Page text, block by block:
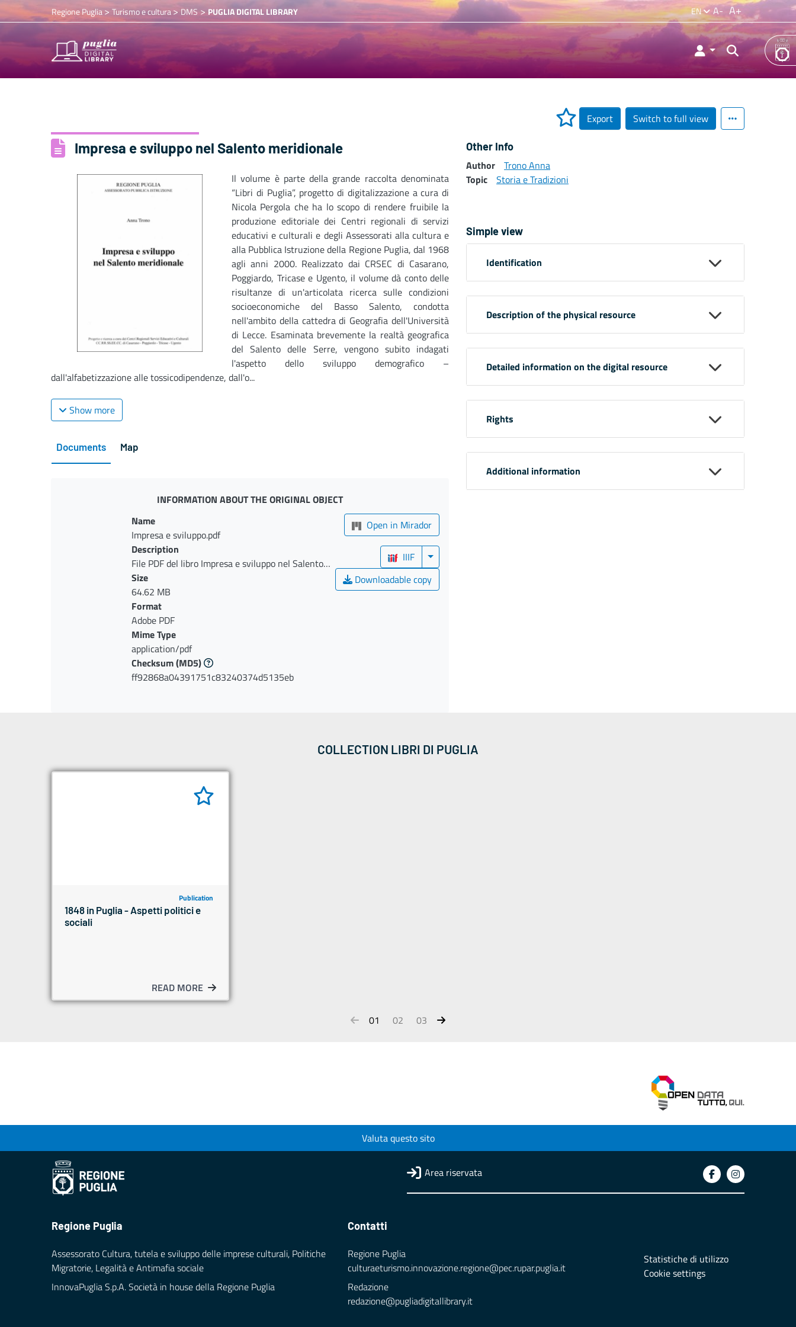
Regione Puglia> Turismo e cultura>DMS > PUGLIA DIGITAL LIBRARY EN A- A+
Export Switch to full view
Impresa e sviluppo nel Salento meridionale
Il volume è parte della grande raccolta denominata
“Libri di Puglia”, progetto di digitalizzazione a cura di
Nicola Pergola che ha lo scopo di rendere fruibile la
produzione editoriale dei Centri regionali di servizi
educativi e culturali e degli Assessorati alla cultura e
alla Pubblica Istruzione della Regione Puglia, dal 1968
agli anni 2000. Realizzato dai CRSEC di Casarano,
Poggiardo, Tricase e Ugento, il volume dà conto delle
risultanze di un'articolata ricerca sulle condizioni
socioeconomiche del Basso Salento, condotta
nell'ambito della cattedra di Geografia dell'Università
di Lecce. Esaminata brevemente la realtà geografica
del Salento delle Serre, vengono subito indagati
l'aspetto dello sviluppo demografico –
dall'alfabetizzazione alle tossicodipendenze, dall'o...
Show more
Documents Map
INFORMATION ABOUT THE ORIGINAL OBJECT
Open in Mirador
IIIF
Downloadable copy
Name
Impresa e sviluppo.pdf
Description
File PDF del libro Impresa e sviluppo nel Salento
meridionale
Size
64.62 MB
Format
Adobe PDF
Mime Type
application/pdf
Checksum(MD5)
ff92868a04391751c83240374d5135eb
Other Info
Author
Trono Anna
Topic
Storia e Tradizioni
Simple view
Identification
Description of the physical resource
Detailed information on the digital resource
Rights
Additional information
COLLECTION LIBRI DI PUGLIA
Publication
1848 in Puglia - Aspetti politici e
sociali
READ MORE
01 02 03
Valuta questo sito
Area riservata
Regione Puglia
Assessorato Cultura, tutela e sviluppo delle imprese culturali, Politiche
Migratorie, Legalità e Antimafia sociale
InnovaPuglia S.p.A. Società in house della Regione Puglia
Contatti
Regione Puglia
culturaeturismo.innovazione.regione@pec.rupar.puglia.it
Redazione
redazione@pugliadigitallibrary.it
Statistiche di utilizzo
Cookie settings